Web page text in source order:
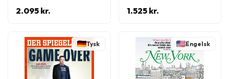
2.095 kr. 1.525 kr.
Tysk Engelsk